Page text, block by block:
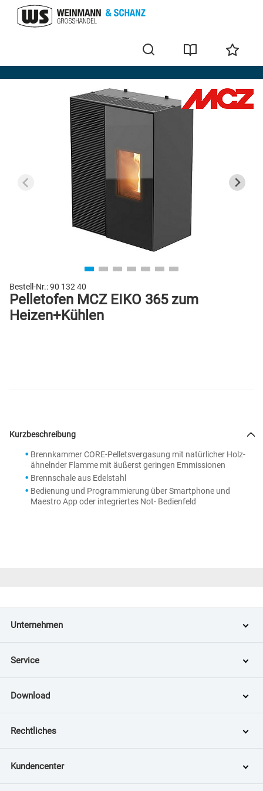
Pelletofen
Bestell-Nr.:90 132 40
Pelletofen MCZ EIKO 365 zum
Heizen+Kühlen
Kurzbeschreibung
Brennkammer CORE-Pelletsvergasung mit natürlicher Holz-
ähnelnder Flamme mit äußerst geringen Emmissionen
Brennschale aus Edelstahl
Bedienung und Programmierung über Smartphone und
Maestro App oder integriertes Not- Bedienfeld
Unternehmen
Service
Download
Rechtliches
Kundencenter